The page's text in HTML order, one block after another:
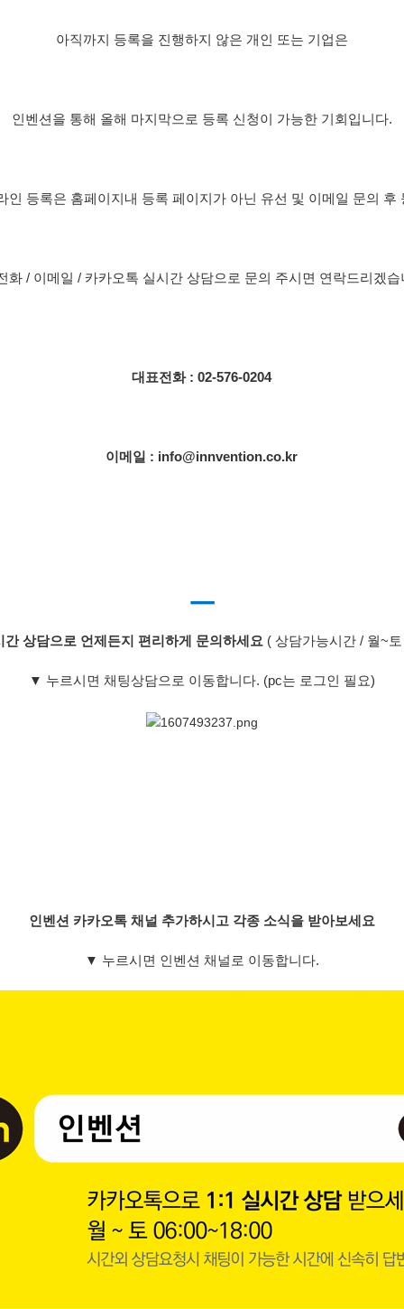
아직까지 등록을 진행하지 않은 개인 또는 기업은
인벤션을 통해 올해 마지막으로 등록 신청이 가능한 기회입니다.
인 등록은 홈페이지내 등록 페이지가 아닌 유선 및 이메일 문의 후
화 / 이메일 / 카카오톡 실시간 상담으로 문의 주시면 연락드리겠습
대표전화 : 02-576-0204
이메일 : info@innvention.co.kr
ㅡ
간 상담으로 언제든지 편리하게 문의하세요 ( 상담가능시간 / 월~
▼ 누르시면 채팅상담으로 이동합니다. (pc는 로그인 필요)
인벤션 카카오톡 채널 추가하시고 각종 소식을 받아보세요
▼ 누르시면 인벤션 채널로 이동합니다.